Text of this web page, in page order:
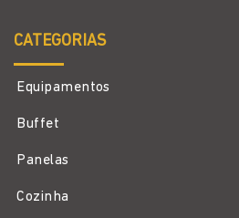
CATEGORIAS
Equipamentos
Buffet
Panelas
Cozinha